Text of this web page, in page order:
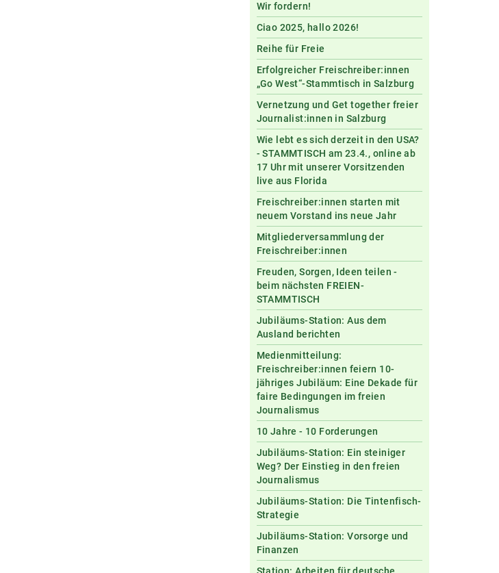
Wir fordern!
Ciao 2025, hallo 2026!
Reihe für Freie
Erfolgreicher Freischreiber:innen
„Go West“-Stammtisch in Salzburg
Vernetzung und Get together freier
Journalist:innen in Salzburg
Wie lebt es sich derzeit in den USA?
- STAMMTISCH am 23.4., online ab
17 Uhr mit unserer Vorsitzenden
live aus Florida
Freischreiber:innen starten mit
neuem Vorstand ins neue Jahr
Mitgliederversammlung der
Freischreiber:innen
Freuden, Sorgen, Ideen teilen -
beim nächsten FREIEN-
STAMMTISCH
Jubiläums-Station: Aus dem
Ausland berichten
Medienmitteilung:
Freischreiber:innen feiern 10-
jähriges Jubiläum: Eine Dekade für
faire Bedingungen im freien
Journalismus
10 Jahre - 10 Forderungen
Jubiläums-Station: Ein steiniger
Weg? Der Einstieg in den freien
Journalismus
Jubiläums-Station: Die Tintenfisch-
Strategie
Jubiläums-Station: Vorsorge und
Finanzen